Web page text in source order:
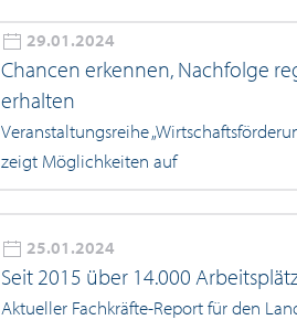
29.01.2024
Chancen erkennen, Nachfolge
erhalten
Veranstaltungsreihe
zeigt Möglichkeiten auf
25.01.2024
Seit 2015 über 14.000
Aktueller Fachkräfte-Report für den